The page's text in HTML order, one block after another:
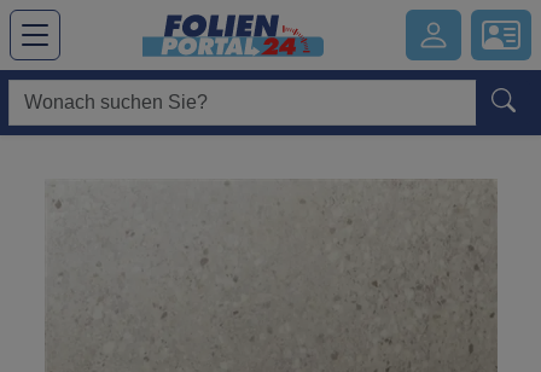
Hauptregion der Seite anspringen